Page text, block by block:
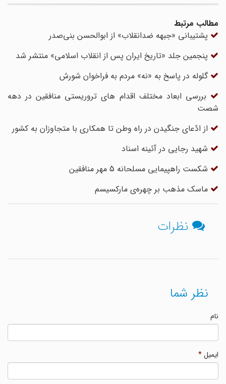
مطالب مرتبط
پشتیبانی «جبهه ضدانقلاب» از ابوالحسن بنی‌صدر
پنجمین جلد «تاریخ ایران پس از انقلاب اسلامی» منتشر شد
گلوله در پاسخ به «نه» مردم به فراخوان شورش
بررسی ابعاد مختلف اقدام های تروریستی منافقین در دهه
شصت
از ادّعای جنگیدن در راه وطن تا همکاری با متجاوزان به کشور
شهید رجایی در آئینه اسناد
شکست راهپیمایی مسلحانه 5 مهر منافقین
ماسک مذهب بر چهره‌ی مارکسیسم
نظرات
نظر شما
ایمیل*